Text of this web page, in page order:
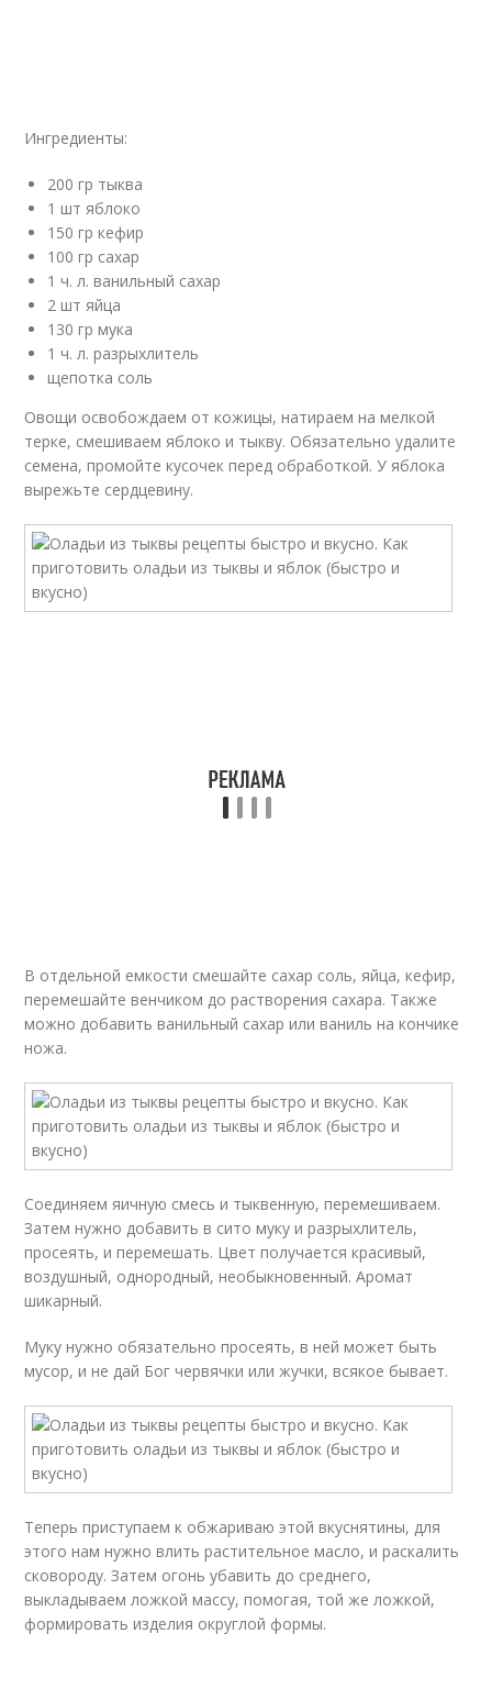
Ингредиенты:
200 гр тыква
1 шт яблоко
150 гр кефир
100 гр сахар
1 ч. л. ванильный сахар
2 шт яйца
130 гр мука
1 ч. л. разрыхлитель
щепотка соль
Овощи освобождаем от кожицы, натираем на мелкой
терке, смешиваем яблоко и тыкву. Обязательно удалите
семена, промойте кусочек перед обработкой. У яблока
вырежьте сердцевину.
В отдельной емкости смешайте сахар соль, яйца, кефир,
перемешайте венчиком до растворения сахара. Также
можно добавить ванильный сахар или ваниль на кончике
ножа.
Соединяем яичную смесь и тыквенную, перемешиваем.
Затем нужно добавить в сито муку и разрыхлитель,
просеять, и перемешать. Цвет получается красивый,
воздушный, однородный, необыкновенный. Аромат
шикарный.
Муку нужно обязательно просеять, в ней может быть
мусор, и не дай Бог червячки или жучки, всякое бывает.
Теперь приступаем к обжариваю этой вкуснятины, для
этого нам нужно влить растительное масло, и раскалить
сковороду. Затем огонь убавить до среднего,
выкладываем ложкой массу, помогая, той же ложкой,
формировать изделия округлой формы.